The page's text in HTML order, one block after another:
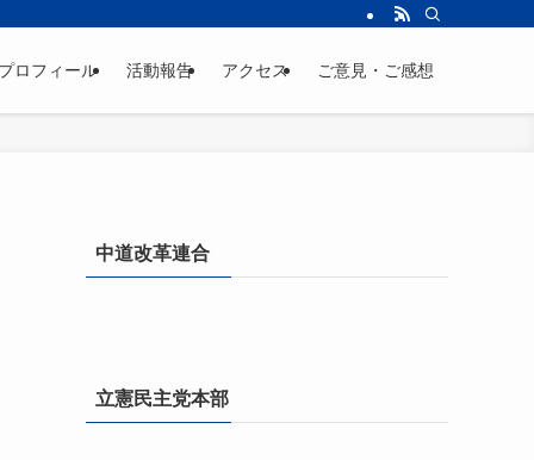
プロフィール 活動報告 アクセス ご意見・ご感想
中道改革連合
立憲民主党本部